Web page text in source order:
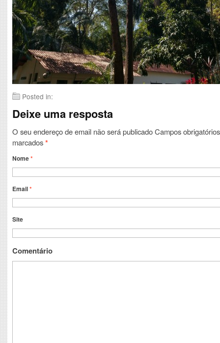
Posted in:
Deixe uma resposta
O seu endereço de email não será publicadoCampos
marcados*
Nome*
Email*
Site
Comentário